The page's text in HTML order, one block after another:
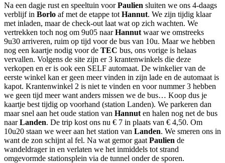
Na een dagje rust en speeltuin voorPaulien sluiten we ons 4-daags
verblijf in Borlo af met de etappe tot Hannut. We zijn tijdig klaar
met inladen, maar de check-out laat wat op zich wachten. We
vertrekken toch nog om 9u05 naarHannut waar we omstreeks
9u30 arriveren, ruim op tijd voor de bus van 10u. Maar we hebben
nog een kaartje nodig voor de TEC bus, ons vorige is helaas
vervallen. Volgens de site zijn er 3 krantenwinkels die deze
verkopen en er is ook een SELF automaat. De winkelier van de
eerste winkel kan er geen meer vinden in zijn lade en de automaat is
kapot. Krantenwinkel 2 is niet te vinden en voor nummer 3 hebben
we geen tijd meer want anders missen we de bus… Koop dus je
kaartje best tijdig op voorhand (station Landen). We parkeren dan
maar snel aan het oude station van Hannut en halen nog net de bus
naarLanden. De trip kost ons nu € 7 in plaats van € 4,50. Om
10u20 staan we weer aan het station van Landen. We smeren ons in
want de zon schijnt al fel. Na wat gemor gaat Paulien de
wandeldrager in en verlaten we het inmiddels tot strand
omgevormde stationsplein via de tunnel onder de sporen.